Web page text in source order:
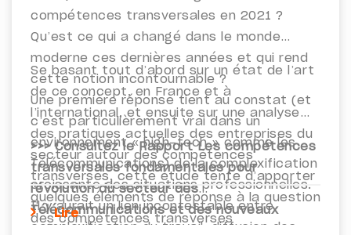
nouveaux métiers émergents
compétences transversales en 2021 ?
Qu’est ce qui a changé dans le monde
moderne ces dernières années et qui rend
cette notion incontournable ?
Une première réponse tient au constat (et
c’est particulièrement vrai dans un
environnement « high-tech » comme les
Télécommunications) de la complexification
croissante des situations professionnelles.
Il y aurait un lien incontestable entre
complexification du travail, diffusion des
Se basant tout d’abord sur un état de l’art
de ce concept, en France et à
l’international, et ensuite sur une analyse
des pratiques actuelles des entreprises du
secteur autour des compétences
transverses, cette étude tente d’apporter
quelques éléments de réponse à la question
des compétences transverses
>>> Consultez le Rapport Les compétences
transversales fondamentales pour
l'évolution du secteur des
Télécommunications et des nouveaux
Lire